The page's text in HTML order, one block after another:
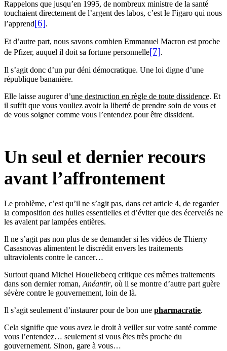
Rappelons que jusqu’en 1995, de nombreux ministre de la santé
touchaient directement de l’argent des labos, c’est le Figaro qui nous
l’apprend[6].
Et d’autre part, nous savons combien Emmanuel Macron est proche
de Pfizer, auquel il doit sa fortune personnelle[7].
Il s’agit donc d’un pur déni démocratique. Une loi digne d’une
république bananière.
Elle laisse augurer d’une destruction en règle de toute dissidence. Et
il suffit que vous vouliez avoir la liberté de prendre soin de vous et
de vous soigner comme vous l’entendez pour être dissident.
Un seul et dernier recours
avant l’affrontement
Le problème, c’est qu’il ne s’agit pas, dans cet article 4, de regarder
la composition des huiles essentielles et d’éviter que des écervelés ne
les avalent par lampées entières.
Il ne s’agit pas non plus de se demander si les vidéos de Thierry
Casasnovas alimentent le discrédit envers les traitements
ultraviolents contre le cancer…
Surtout quand Michel Houellebecq critique ces mêmes traitements
dans son dernier roman, Anéantir, où il se montre d’autre part guère
sévère contre le gouvernement, loin de là.
Il s’agit seulement d’instaurer pour de bon une pharmacratie.
Cela signifie que vous avez le droit à veiller sur votre santé comme
vous l’entendez… seulement si vous êtes très proche du
gouvernement. Sinon, gare à vous…